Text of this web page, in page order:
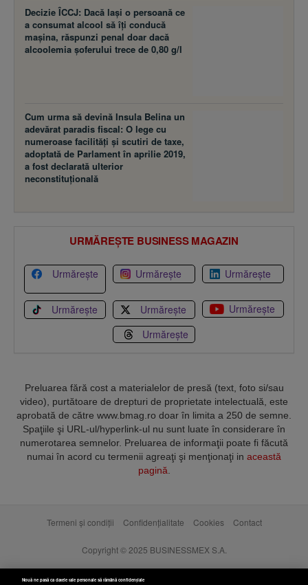
Decizie ÎCCJ: Dacă laşi o persoană ce
a consumat alcool să îţi conducă
maşina, răspunzi penal doar dacă
alcoolemia şoferului trece de 0,80 g/l
Cum urma să devină Insula Belina un
adevărat paradis fiscal: O lege cu
numeroase facilităţi şi scutiri de taxe,
adoptată de Parlament în aprilie 2019,
a fost declarată ulterior
neconstituţională
URMĂREȘTE BUSINESS MAGAZIN
Urmărește Urmărește Urmărește
Urmărește Urmărește
Urmărește
Urmărește
Preluarea fără cost a materialelor de presă (text, foto si/sau
video), purtătoare de drepturi de proprietate intelectuală, este
aprobată de către www.bmag.ro doar în limita a 250 de semne.
Spaţiile şi URL-ul/hyperlink-ul nu sunt luate în considerare în
numerotarea semnelor. Preluarea de informaţii poate fi făcută
numai în acord cu termenii agreaţi şi menţionaţi in această
pagină
Termeni și condiții Confidențialitate Cookies Contact
Copyright © 2025 BUSINESSMEX S.A.
Nouă ne pasă ca datele tale personale să rămână confidențiale